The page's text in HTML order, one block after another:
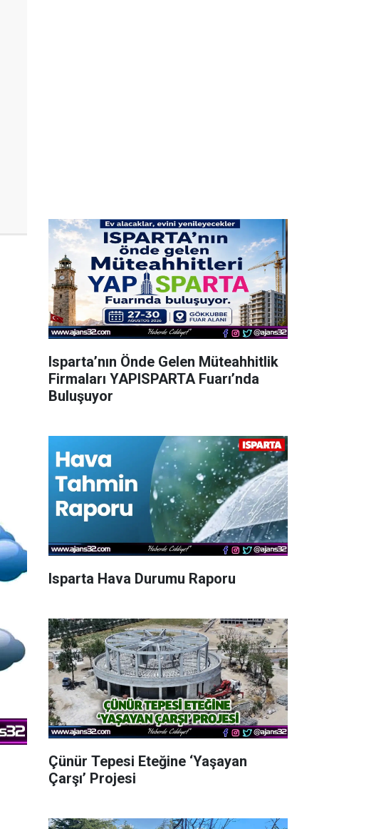
Isparta’nın Önde Gelen Müteahhitlik
Firmaları YAPISPARTA Fuarı’nda
Buluşuyor
Isparta Hava Durumu Raporu
Çünür Tepesi Eteğine ‘Yaşayan
Çarşı’ Projesi